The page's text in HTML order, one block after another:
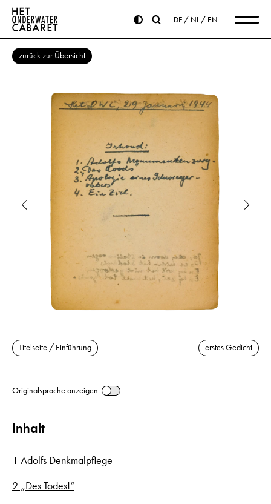
DE NL EN
zurück zur Übersicht
Titelseite / Einführung erstes Gedicht
Originalsprache anzeigen
Inhalt
1 Adolfs Denkmalpflege
2 „Des Todes!“